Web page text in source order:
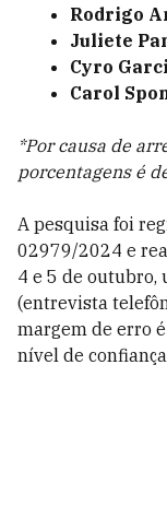
Rodrigo
Juliete
Cyro
Carol
*Por causa de
porcentagens é
A pesquisa foi
02979/2024 e
4 e 5 de outubro,
(entrevista
margem de erro
nível de